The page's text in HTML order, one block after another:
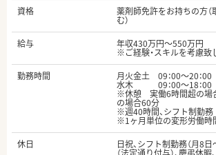
資格
薬剤師免許をお持ちの方
む）
給与
年収430万円～550万円
※ご経験・スキルを考慮致
勤務時間
月火金土 09：00～20：00
水木 09：00～18：00
※休憩 実働6時間超の場
の場合60分
※週40時間、シフト制勤務
※1ヶ月単位の変形労働時
休日
日祝、シフト制勤務（月8日